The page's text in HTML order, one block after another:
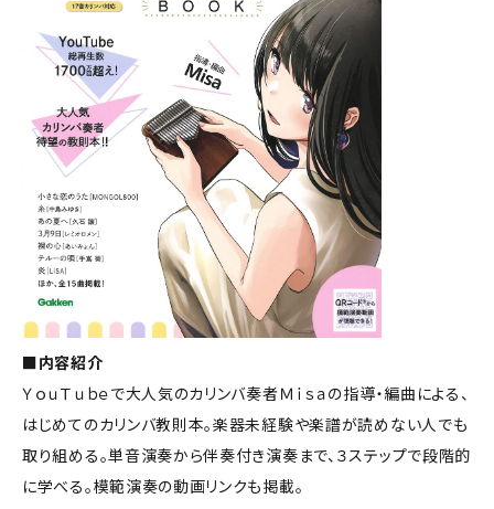
■内容紹介
ＹｏｕＴｕｂｅで大人気のカリンバ奏者Ｍｉｓａの指導・編曲による、
はじめてのカリンバ教則本。楽器未経験や楽譜が読めない人でも
取り組める。単音演奏から伴奏付き演奏まで、３ステップで段階的
に学べる。模範演奏の動画リンクも掲載。